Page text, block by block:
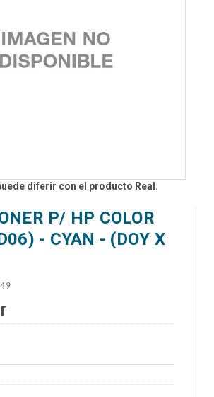
diferir con el producto Real.
P/ HP COLOR
- CYAN - (DOY X